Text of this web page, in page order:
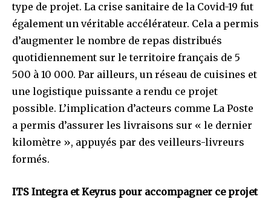
type de projet. La crise sanitaire de la Covid-19 fut
également un véritable accélérateur. Cela a permis
d’augmenter le nombre de repas distribués
quotidiennement sur le territoire français de 5
500 à 10 000. Par ailleurs, un réseau de cuisines et
une logistique puissante a rendu ce projet
possible. L’implication d’acteurs comme La Poste
a permis d’assurer les livraisons sur « le dernier
kilomètre », appuyés par des veilleurs-livreurs
formés.
ITS Integra et Keyrus pour accompagner ce projet